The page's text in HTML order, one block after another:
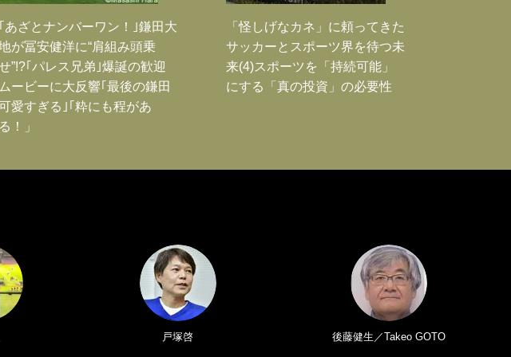
｢あざとナンバーワン！｣鎌田大
が冨安健洋に“肩組み頭乗
”!?｢パレス兄弟｣爆誕の歓迎
ムービーに大反響｢最後の鎌田
愛すぎる｣｢粋にも程があ
る！」
「怪しげなカネ」に頼ってきた
サッカーとスポーツ界を待つ未
来(4)スポーツを「持続可能」
にする「真の投資」の必要性
戸塚啓 後藤健生／Takeo GOTO